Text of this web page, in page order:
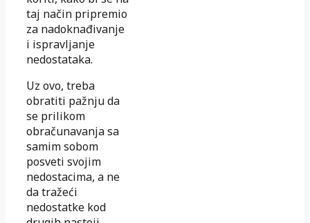
taj način pripremio
za nadoknađivanje
i ispravljanje
nedostataka.
Uz ovo, treba
obratiti pažnju da
se prilikom
obračunavanja sa
samim sobom
posveti svojim
nedostacima, a ne
da tražeći
nedostatke kod